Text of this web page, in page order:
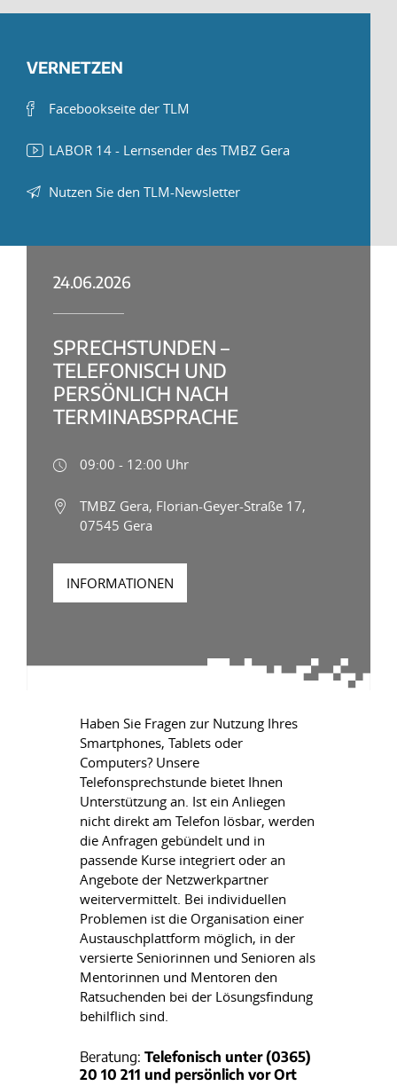
VERNETZEN
Facebookseite der TLM
LABOR 14 - Lernsender des TMBZ Gera
Nutzen Sie den TLM-Newsletter
24.06.2026
SPRECHSTUNDEN –
TELEFONISCH UND
PERSÖNLICH NACH
TERMINABSPRACHE
09:00 - 12:00 Uhr
TMBZ Gera, Florian-Geyer-Straße 17,
07545 Gera
INFORMATIONEN
Haben Sie Fragen zur Nutzung Ihres
Smartphones, Tablets oder
Computers? Unsere
Telefonsprechstunde bietet Ihnen
Unterstützung an. Ist ein Anliegen
nicht direkt am Telefon lösbar, werden
die Anfragen gebündelt und in
passende Kurse integriert oder an
Angebote der Netzwerkpartner
weitervermittelt. Bei individuellen
Problemen ist die Organisation einer
Austauschplattform möglich, in der
versierte Seniorinnen und Senioren als
Mentorinnen und Mentoren den
Ratsuchenden bei der Lösungsfindung
behilflich sind.
Beratung: Telefonisch unter (0365)
20 10 211 und persönlich vor Ort